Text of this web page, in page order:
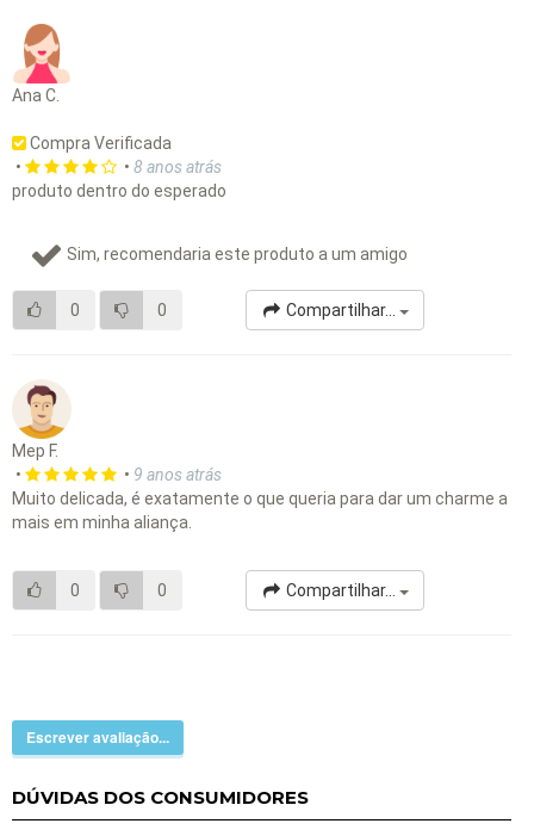
Ana C.
Compra Verificada
•
• 8 anos atrás
produto dentro do esperado
Sim, recomendaria este produto a um amigo
0 0 Compartilhar...
Mep F.
•
• 9 anos atrás
Muito delicada, é exatamente o que queria para dar um charme a
mais em minha aliança.
0 0 Compartilhar...
Escrever avaliação...
DÚVIDAS DOS CONSUMIDORES